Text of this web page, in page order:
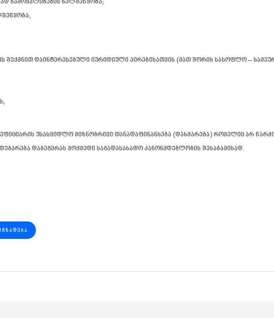
ჩამოყალიბების ხელშეწყობა;
შექმნით დაინტერესებული იურიდიული პირებისათვის (მათ შორის სასოფლო –
უსასყიდლო მიზნობრივი თანადაფინანსება (დახმარება) რომელიც არ
დაბეგვრას მოქმედი საგადასახადო კანონმდებლობის შესაბამისად.